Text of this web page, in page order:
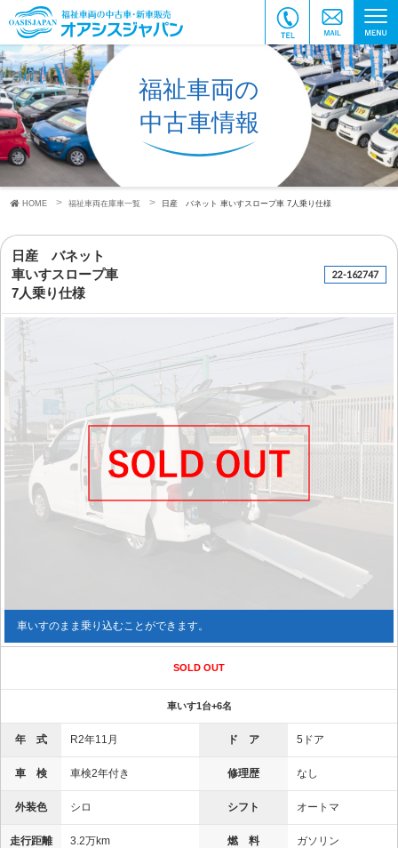
福祉車両の
中古車情報
HOME 福祉車両在庫車一覧 日産 バネット 車いすスロープ車 7人乗り仕様
日産 バネット
車いすスロープ車
7人乗り仕様
22-162747
車いすのまま乗り込むことができます。
SOLD OUT
車いす1台+6名
年 式 R2年11月 ド ア 5ドア
車 検 車検2年付き 修理歴 なし
外装色 シロ シフト オートマ
走行距離 3.2万km 燃 料 ガソリン